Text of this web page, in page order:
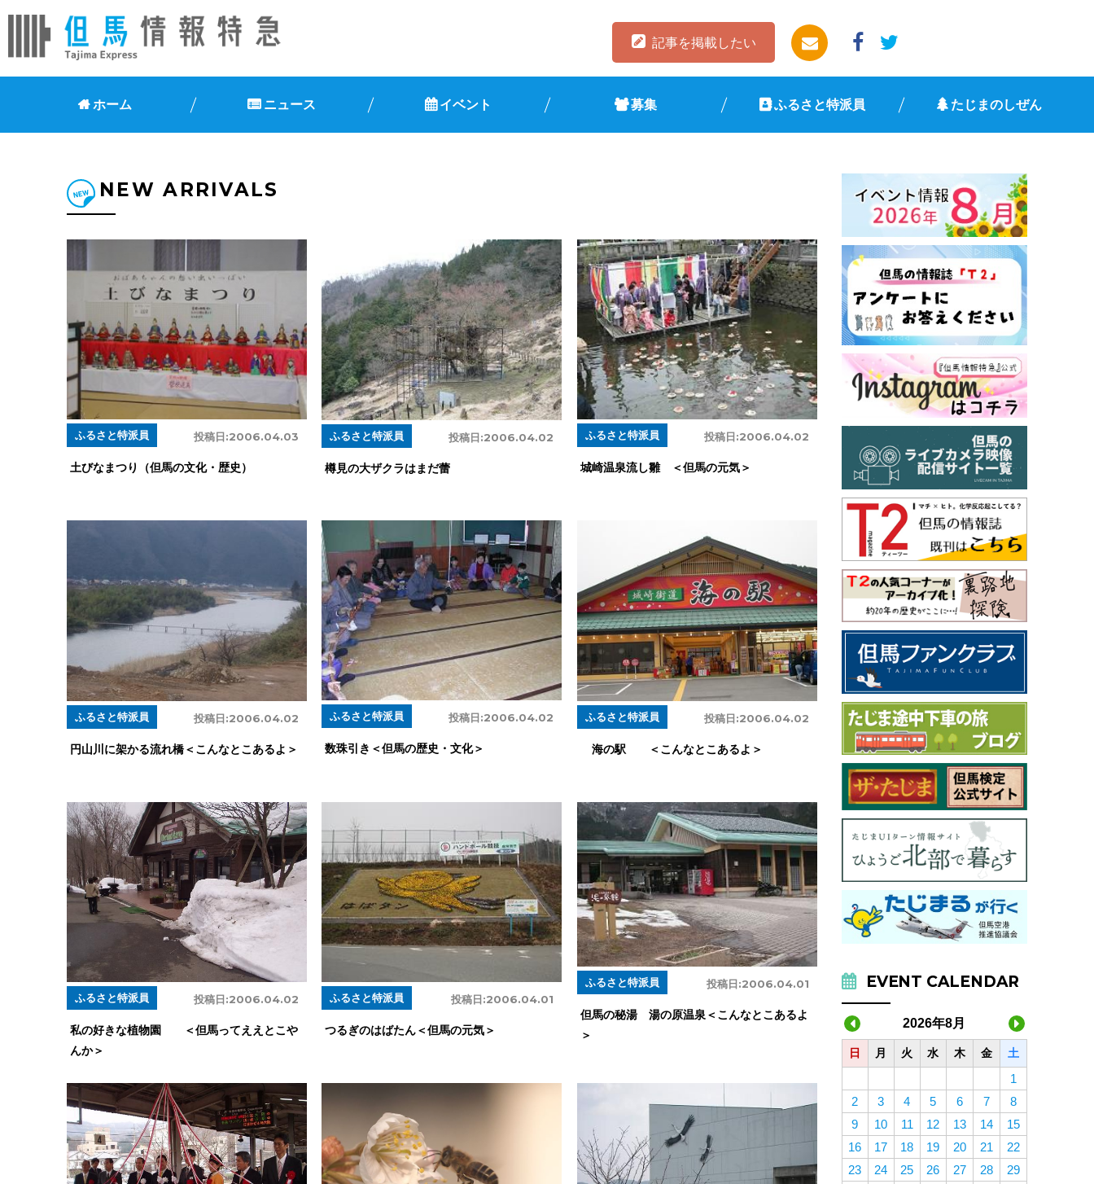
記事を掲載したい
ホーム ニュース イベント 募集 ふるさと特派員 たじまのしぜん
NEW ARRIVALS
投稿日:2006.04.03
ふるさと特派員
土びなまつり（但馬の文化・歴史）
投稿日:2006.04.02
ふるさと特派員
樽見の大ザクラはまだ蕾
投稿日:2006.04.02
ふるさと特派員
城崎温泉流し雛 ＜但馬の元気＞
投稿日:2006.04.02
ふるさと特派員
円山川に架かる流れ橋＜こんなとこあるよ＞
投稿日:2006.04.02
ふるさと特派員
数珠引き＜但馬の歴史・文化＞
投稿日:2006.04.02
ふるさと特派員
海の駅 ＜こんなとこあるよ＞
投稿日:2006.04.02
ふるさと特派員
私の好きな植物園 ＜但馬ってええとこや
んか＞
投稿日:2006.04.01
ふるさと特派員
つるぎのはばたん＜但馬の元気＞
投稿日:2006.04.01
ふるさと特派員
但馬の秘湯 湯の原温泉＜こんなとこあるよ
＞
EVENT CALENDAR
2026年8月
日 月 火 水 木 金 土
1
2
3 4 5 6 7
8
9
10 11 12 13 14
15
16
17 18 19 20 21
22
23
24 25 26 27 28
29